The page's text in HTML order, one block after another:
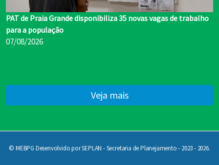
PAT de Praia Grande disponibiliza 35 novas vagas de trabalho
para a população
07/08/2026
Veja mais
© MEBPG Desenvolvido por SEPLAN - Secretaria de Planejamento - 2023 - 2026.